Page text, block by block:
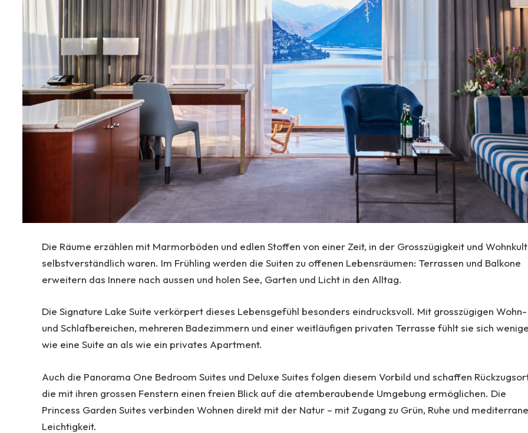
Die Räume erzählen mit Marmorböden und edlen Stoffen von einer Zeit, in der Grosszügigkeit und
selbstverständlich waren. Im Frühling werden die Suiten zu offenen Lebensräumen: Terrassen und Balkone
erweitern das Innere nach aussen und holen See, Garten und Licht in den Alltag.
Die Signature Lake Suite verkörpert dieses Lebensgefühl besonders eindrucksvoll. Mit grosszügigen Wohn-
und Schlafbereichen, mehreren Badezimmern und einer weitläufigen privaten Terrasse fühlt sie sich
wie eine Suite an als wie ein privates Apartment.
Auch die Panorama One Bedroom Suites und Deluxe Suites folgen diesem Vorbild und schaffen
die mit ihren grossen Fenstern einen freien Blick auf die atemberaubende Umgebung ermöglichen. Die
Princess Garden Suites verbinden Wohnen direkt mit der Natur – mit Zugang zu Grün, Ruhe und
Leichtigkeit.